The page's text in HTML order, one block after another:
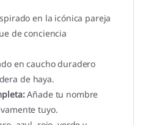
en la icónica pareja
de conciencia
en caucho duradero
de haya.
Añade tu nombre
tuyo.